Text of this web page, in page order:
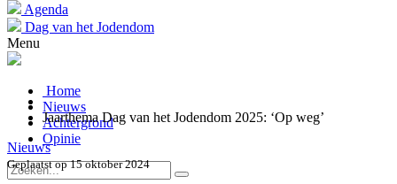
Agenda
Dag van het Jodendom
Menu
Home
Nieuws
Achtergrond
Opinie
Jaarthema Dag van het Jodendom 2025: ‘Op weg’
Nieuws
Geplaatst op 15 oktober 2024